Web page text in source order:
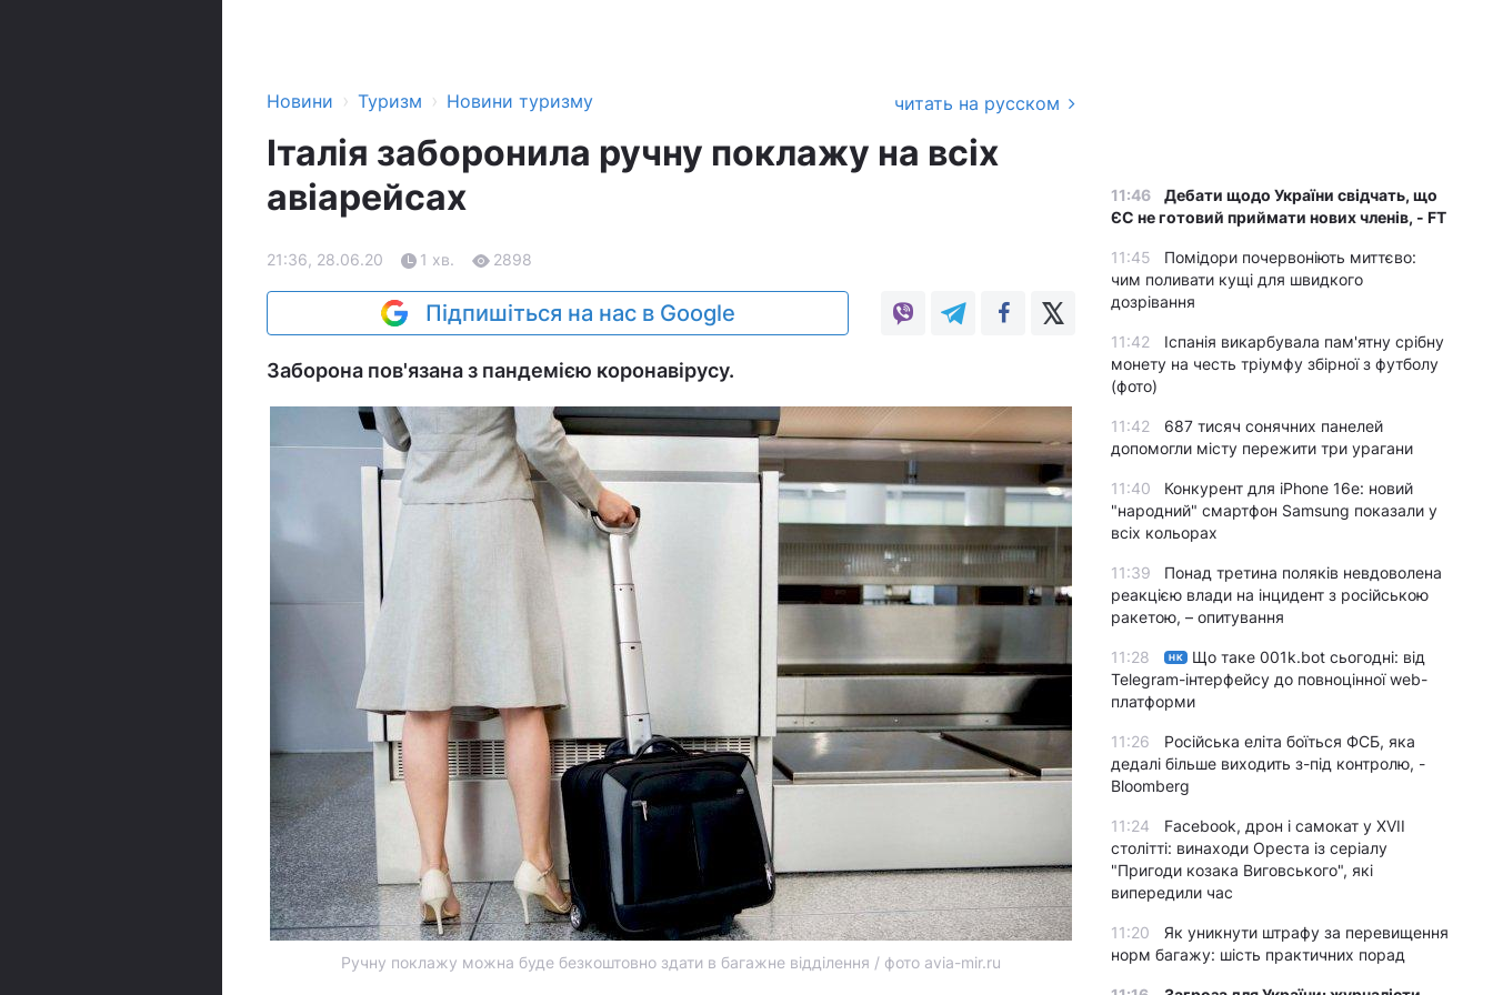
Новини › Туризм › Новини туризму читать на русском
Італія заборонила ручну поклажу на всіх
авіарейсах
21:36, 28.06.20 1 хв. 2898
Підпишіться на нас в Google
Заборона пов'язана з пандемією коронавірусу.
Ручну поклажу можна буде безкоштовно здати в багажне відділення / фото avia-mir.ru
11:46
Дебати щодо України свідчать, що
ЄС не готовий приймати нових членів, - FT
11:45
Помідори почервоніють миттєво:
чим поливати кущі для швидкого
дозрівання
11:42
Іспанія викарбувала пам'ятну срібну
монету на честь тріумфу збірної з футболу
(фото)
11:42
687 тисяч сонячних панелей
допомогли місту пережити три урагани
11:40
Конкурент для iPhone 16e: новий
"народний" смартфон Samsung показали у
всіх кольорах
11:39
Понад третина поляків невдоволена
реакцією влади на інцидент з російською
ракетою, – опитування
11:28 НК
Що таке 001k.bot сьогодні: від
Telegram-інтерфейсу до повноцінної web-
платформи
11:26
Російська еліта боїться ФСБ, яка
дедалі більше виходить з-під контролю, -
Bloomberg
11:24
Facebook, дрон і самокат у XVII
столітті: винаходи Ореста із серіалу
"Пригоди козака Виговського", які
випередили час
11:20
Як уникнути штрафу за перевищення
норм багажу: шість практичних порад